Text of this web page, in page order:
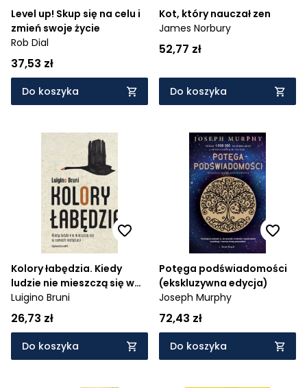
Level up! Skup się na celu i
zmień swoje życie
Rob Dial
37,53 zł
Do koszyka
Kot, który nauczał zen
James Norbury
52,77 zł
Do koszyka
Kolory łabędzia. Kiedy
ludzie nie mieszczą się w
ramach instytucji
Luigino Bruni
26,73 zł
Do koszyka
Potęga podświadomości
(ekskluzywna edycja)
Joseph Murphy
72,43 zł
Do koszyka